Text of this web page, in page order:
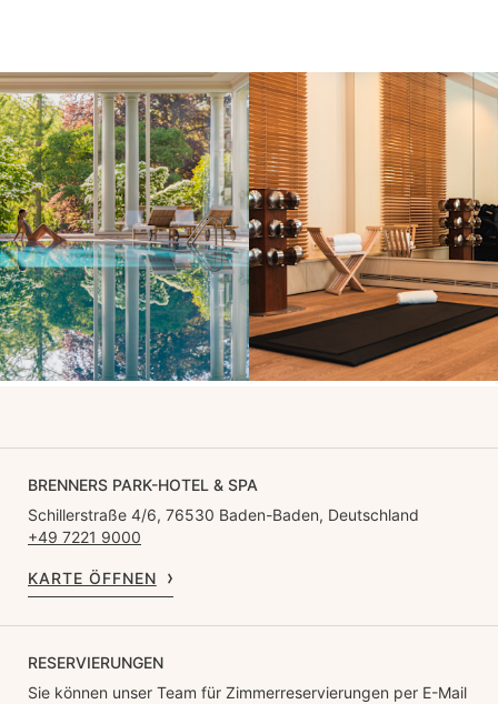
BRENNERS PARK-HOTEL & SPA
Schillerstraße 4/6, 76530 Baden-Baden, Deutschland
+49 7221 9000
KARTE ÖFFNEN
RESERVIERUNGEN
Sie können unser Team für Zimmerreservierungen per E-Mail